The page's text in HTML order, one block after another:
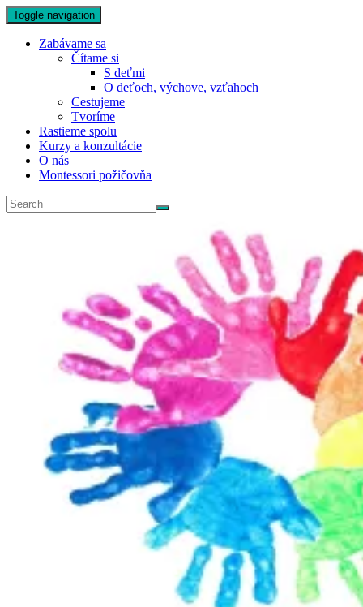
Toggle navigation
Zabávame sa
Čítame si
S deťmi
O deťoch, výchove, vzťahoch
Cestujeme
Tvoríme
Rastieme spolu
Kurzy a konzultácie
O nás
Montessori požičovňa